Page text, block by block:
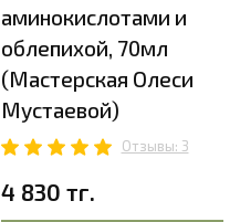
аминокислотами и
облепихой, 70мл
(Мастерская Олеси
Мустаевой)
Отзывы: 3
4 830 тг.